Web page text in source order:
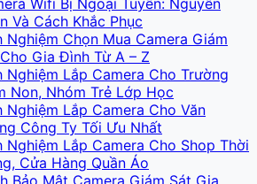
Và Cách Khắc Phục
Nghiệm Chọn Mua Camera Giám
Gia Đình Từ A – Z
Nghiệm Lắp Camera Cho Trường
Non, Nhóm Trẻ Lớp Học
Nghiệm Lắp Camera Cho Văn
Công Ty Tối Ưu Nhất
Nghiệm Lắp Camera Cho Shop Thời
Cửa Hàng Quần Áo
Bảo Mật Camera Giám Sát Gia